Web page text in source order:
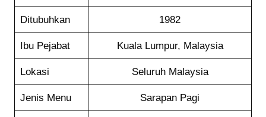
Ditubuhkan 1982
Ibu Pejabat Kuala Lumpur, Malaysia
Lokasi Seluruh Malaysia
Jenis Menu Sarapan Pagi